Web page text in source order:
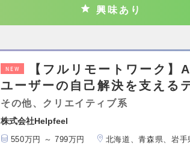
興味あり
NEW
【フルリモートワーク
ユーザーの自己解決を支える
その他、クリエイティブ系
株式会社Helpfeel
550万円 ～ 799万円
北海道、青森県、岩